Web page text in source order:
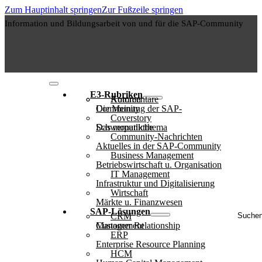
Zum Hauptinhalt springenZur Fußzeile springen
Information und Bildungsarbeit von und für die SAP-Community
E3-Rubriken
Autoren
Kommentare
Die Meinung der SAP-Community
Coverstory
Das monatliche Schwerpunktthema
Community-Nachrichten
Aktuelles in der SAP-Community
Business Management
Betriebswirtschaft u. Organisation
IT Management
Infrastruktur und Digitalisierung
Wirtschaft
Märkte u. Finanzwesen
SAP-Lösungen
CRM
Customer Relationship Management
ERP
Enterprise Resource Planning
HCM
..